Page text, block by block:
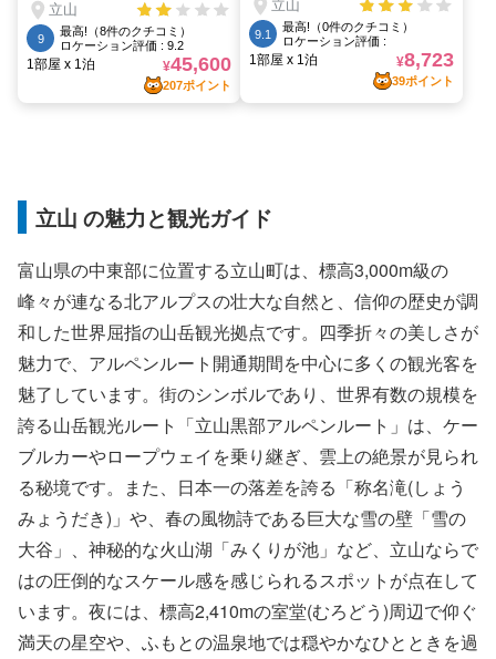
立山 の魅力と観光ガイド
富山県の中東部に位置する立山町は、標高3,000m級の
峰々が連なる北アルプスの壮大な自然と、信仰の歴史が調
和した世界屈指の山岳観光拠点です。四季折々の美しさが
魅力で、アルペンルート開通期間を中心に多くの観光客を
魅了しています。街のシンボルであり、世界有数の規模を
誇る山岳観光ルート「立山黒部アルペンルート」は、ケー
ブルカーやロープウェイを乗り継ぎ、雲上の絶景が見られ
る秘境です。また、日本一の落差を誇る「称名滝(しょう
みょうだき)」や、春の風物詩である巨大な雪の壁「雪の
大谷」、神秘的な火山湖「みくりが池」など、立山ならで
はの圧倒的なスケール感を感じられるスポットが点在して
います。夜には、標高2,410mの室堂(むろどう)周辺で仰ぐ
満天の星空や、ふもとの温泉地では穏やかなひとときを過